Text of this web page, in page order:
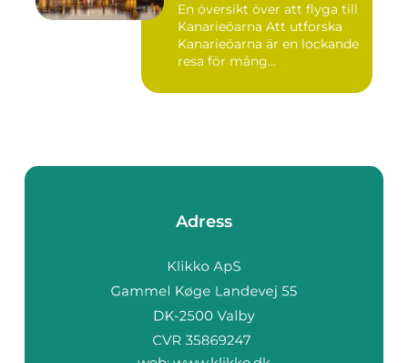
En översikt över att flyga till
Kanarieöarna Att utforska
Kanarieöarna är en lockande
resa för mång...
Adress